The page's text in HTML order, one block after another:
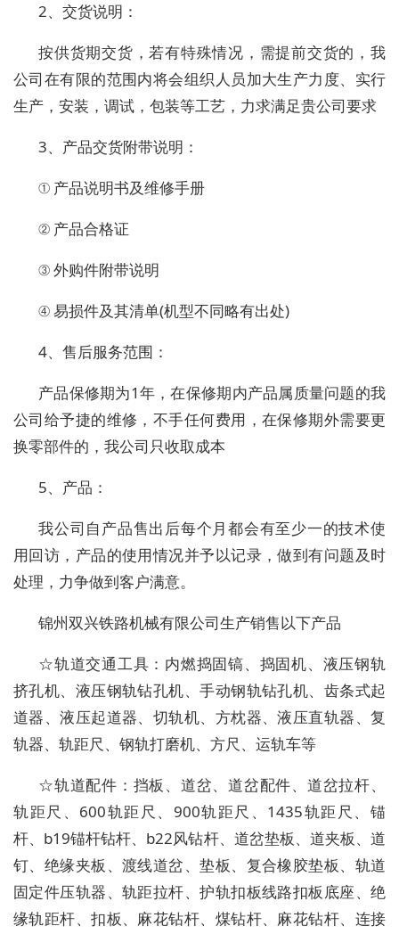
2、交货说明：
按供货期交货，若有特殊情况，需提前交货的，我
公司在有限的范围内将会组织人员加大生产力度、实行
生产，安装，调试，包装等工艺，力求满足贵公司要求
3、产品交货附带说明：
① 产品说明书及维修手册
② 产品合格证
③ 外购件附带说明
④ 易损件及其清单(机型不同略有出处)
4、售后服务范围：
产品保修期为1年，在保修期内产品属质量问题的我
公司给予捷的维修，不手任何费用，在保修期外需要更
换零部件的，我公司只收取成本
5、产品：
我公司自产品售出后每个月都会有至少一的技术使
用回访，产品的使用情况并予以记录，做到有问题及时
处理，力争做到客户满意。
锦州双兴铁路机械有限公司生产销售以下产品
☆轨道交通工具：内燃捣固镐、捣固机、液压钢轨
挤孔机、液压钢轨钻孔机、手动钢轨钻孔机、齿条式起
道器、液压起道器、切轨机、方枕器、液压直轨器、复
轨器、轨距尺、钢轨打磨机、方尺、运轨车等
☆轨道配件：挡板、道岔、道岔配件、道岔拉杆、
轨距尺、600轨距尺、900轨距尺、1435轨距尺、锚
杆、b19锚杆钻杆、b22风钻杆、道岔垫板、道夹板、道
钉、绝缘夹板、渡线道岔、垫板、复合橡胶垫板、轨道
固定件压轨器、轨距拉杆、护轨扣板线路扣板底座、绝
缘轨距杆、扣板、麻花钻杆、煤钻杆、麻花钻杆、连接